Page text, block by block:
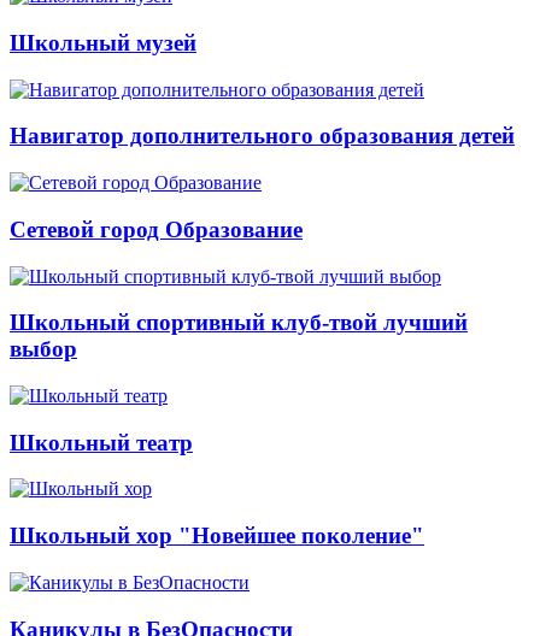
Школьный музей
Навигатор дополнительного образования детей
Сетевой город Образование
Школьный спортивный клуб-твой лучший
выбор
Школьный театр
Школьный хор "Новейшее поколение"
Каникулы в БезОпасности